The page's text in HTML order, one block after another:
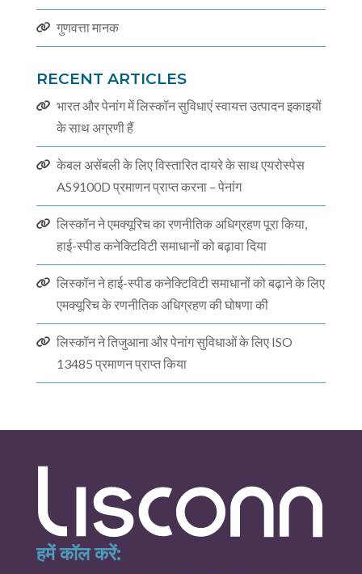
गुणवत्ता मानक
RECENT ARTICLES
भारत और पेनांग में लिस्कॉन सुविधाएं स्वायत्त उत्पादन इकाइयों
के साथ अग्रणी हैं
केबल असेंबली के लिए विस्तारित दायरे के साथ एयरोस्पेस
AS9100D प्रमाणन प्राप्त करना – पेनांग
लिस्कॉन ने एमक्यूरिच का रणनीतिक अधिग्रहण पूरा किया,
हाई-स्पीड कनेक्टिविटी समाधानों को बढ़ावा दिया
लिस्कॉन ने हाई-स्पीड कनेक्टिविटी समाधानों को बढ़ाने के लिए
एमक्यूरिच के रणनीतिक अधिग्रहण की घोषणा की
लिस्कॉन ने तिजुआना और पेनांग सुविधाओं के लिए ISO
13485 प्रमाणन प्राप्त किया
हमें कॉल करें: